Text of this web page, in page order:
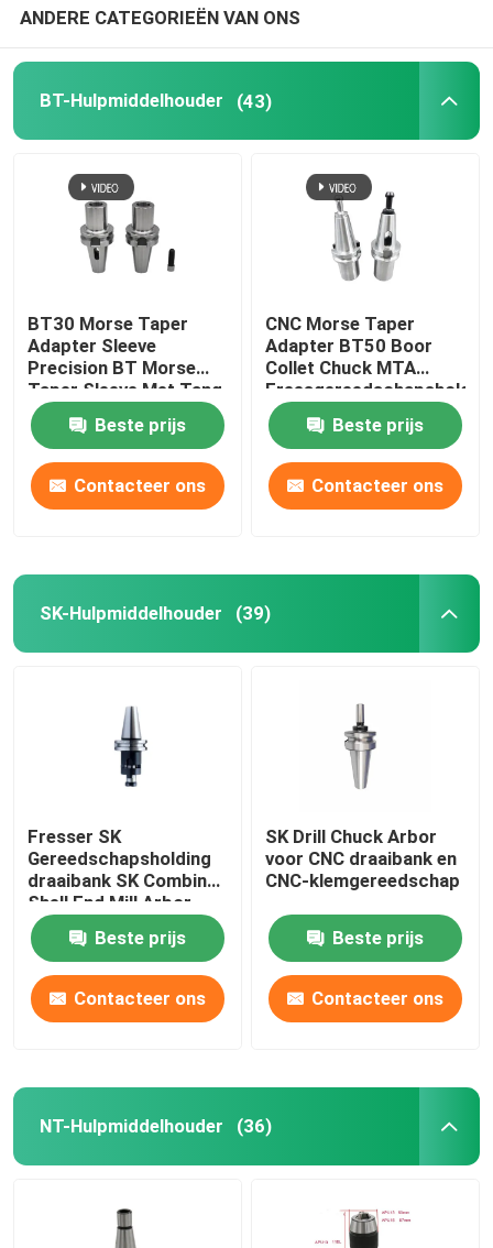
ANDERE CATEGORIEËN VAN ONS
BT-Hulpmiddelhouder (43)
BT30 Morse Taper
Adapter Sleeve
Precision BT Morse
Taper Sleeve Met Tang
Beste prijs
Contacteer ons
CNC Morse Taper
Adapter BT50 Boor
Collet Chuck MTA
Beste prijs
Contacteer ons
SK-Hulpmiddelhouder (39)
Fresser SK
Gereedschapsholding
draaibank SK Combine
Shell End Mill Arbor
Beste prijs
Contacteer ons
SK Drill Chuck Arbor
voor CNC draaibank en
CNC-klemgereedschap
Beste prijs
Contacteer ons
NT-Hulpmiddelhouder (36)